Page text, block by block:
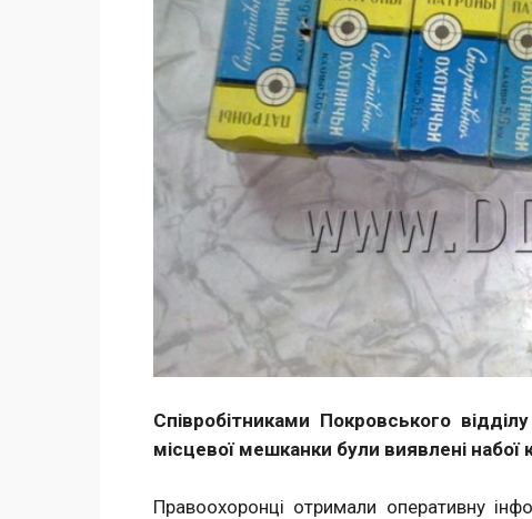
Співробітниками Покровського
місцевої мешканки були виявлені набої
Правоохоронці отримали оперативну